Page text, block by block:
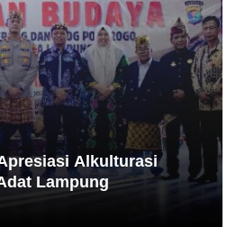
Alkulturasi
Lampung